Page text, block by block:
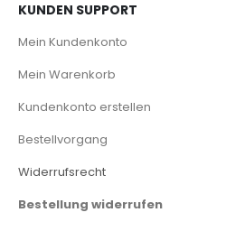
KUNDEN SUPPORT
Mein Kundenkonto
Mein Warenkorb
Kundenkonto erstellen
Bestellvorgang
Widerrufsrecht
Bestellung widerrufen